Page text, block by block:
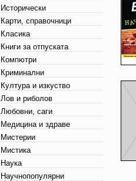
Исторически
Карти, справочници
Класика
Книги за отпуската
Компютри
Криминални
Култура и изкуство
Лов и риболов
Любовни, саги
Медицина и здраве
Мистерии
Мистика
Наука
Научнопопулярни